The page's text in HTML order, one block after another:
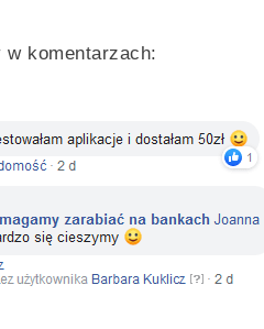
komentarzach: